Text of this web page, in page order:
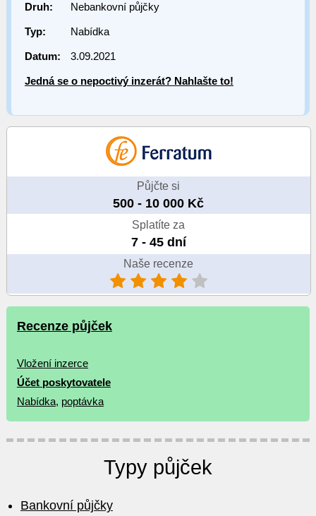
Druh: Nebankovní půjčky
Typ: Nabídka
Datum: 3.09.2021
Jedná se o nepoctivý inzerát? Nahlašte to!
Půjčte si
500 - 10 000 Kč
Splatíte za
7 - 45 dní
Naše recenze
Recenze půjček
Vložení inzerce
Účet poskytovatele
Nabídka, poptávka
Typy půjček
Bankovní půjčky